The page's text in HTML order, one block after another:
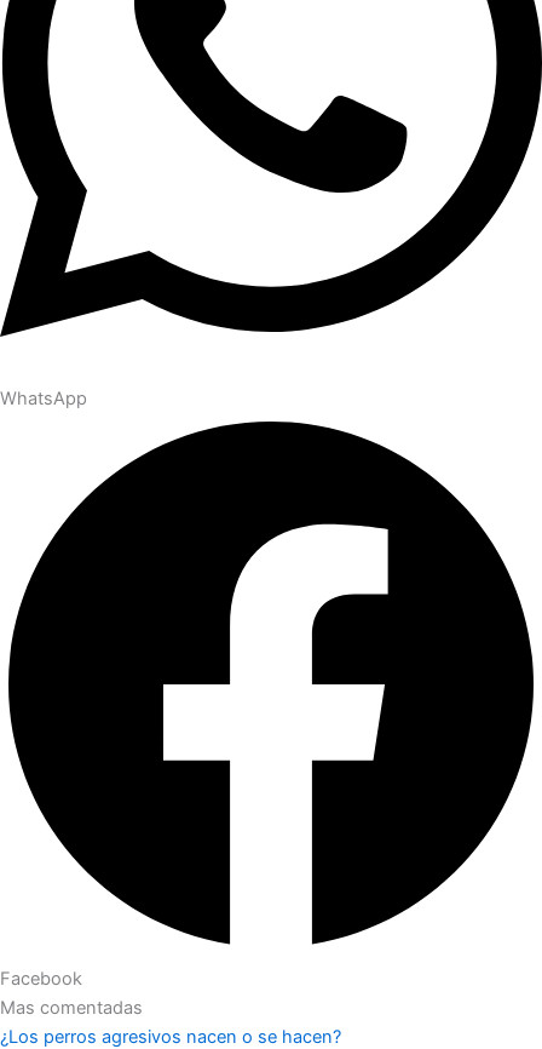
WhatsApp
Facebook
Mas comentadas
¿Los perros agresivos nacen o se hacen?